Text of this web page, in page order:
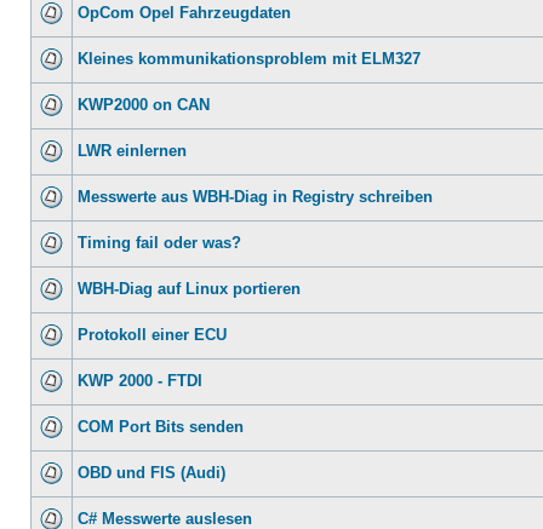
OpCom Opel Fahrzeugdaten
Kleines kommunikationsproblem mit ELM327
KWP2000 on CAN
LWR einlernen
Messwerte aus WBH-Diag in Registry schreiben
Timing fail oder was?
WBH-Diag auf Linux portieren
Protokoll einer ECU
KWP 2000 - FTDI
COM Port Bits senden
OBD und FIS (Audi)
C# Messwerte auslesen